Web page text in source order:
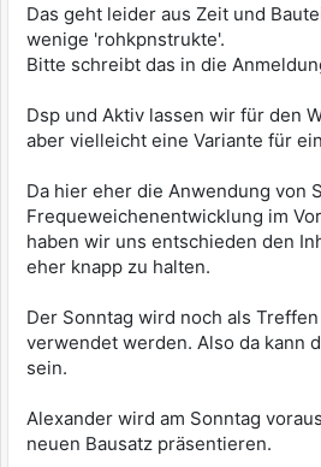
Das geht leider aus Zeit und
wenige 'rohkpnstrukte'.
Bitte schreibt das in die
Dsp und Aktiv lassen wir für den
aber vielleicht eine Variante für
Da hier eher die Anwendung von
Frequeweichenentwicklung im
haben wir uns entschieden den
eher knapp zu halten.
Der Sonntag wird noch als
verwendet werden. Also da kann
sein.
Alexander wird am Sonntag
neuen Bausatz präsentieren.